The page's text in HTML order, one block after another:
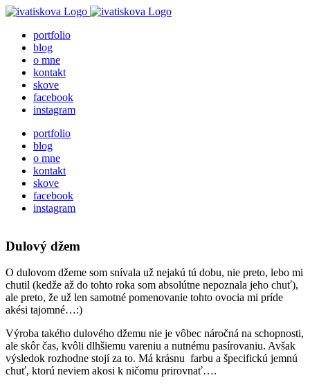
Skip
contentportfolio
blog
o mne
kontakt
skove
facebook
instagram
portfolio
blog
o mne
kontakt
skove
facebook
instagram
Dulový džem
O dulovom džeme som snívala už nejakú tú dobu, nie preto, lebo mi
chutil (kedže až do tohto roka som absolútne nepoznala jeho chuť),
ale preto, že už len samotné pomenovanie tohto ovocia mi príde
akési tajomné…:)
Výroba takého dulového džemu nie je vôbec náročná na schopnosti,
ale skôr čas, kvôli dlhšiemu vareniu a nutnému pasírovaniu. Avšak
výsledok rozhodne stojí za to. Má krásnu farbu a špecifickú jemnú
chuť, ktorú neviem akosi k ničomu prirovnať….